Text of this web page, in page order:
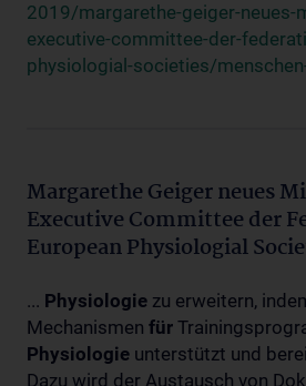
2019/margarethe-geiger-neues-
executive-committee-der-
physiologial-societies/
Margarethe Geiger neues
Executive Committee der
European Physiologial
... Physiologie zu erweitern,
Mechanismen für
Physiologie unterstützt und
Dazu wird der Austausch von